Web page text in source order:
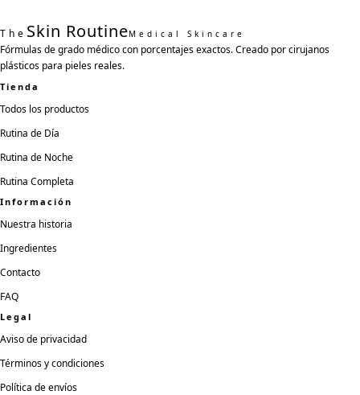
The Skin RoutineMedical Skincare
Fórmulas de grado médico con porcentajes exactos. Creado por cirujanos
plásticos para pieles reales.
Tienda
Todos los productos
Rutina de Día
Rutina de Noche
Rutina Completa
Información
Nuestra historia
Ingredientes
Contacto
FAQ
Legal
Aviso de privacidad
Términos y condiciones
Política de envíos